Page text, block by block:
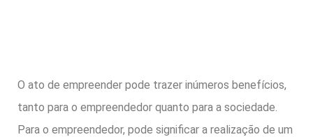
O ato de empreender pode trazer inúmeros benefícios,
tanto para o empreendedor quanto para a sociedade.
Para o empreendedor, pode significar a realização de um